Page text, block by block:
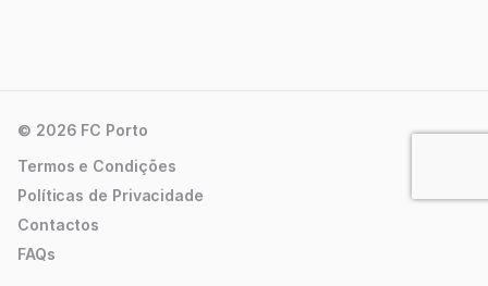
© 2026 FC Porto
Termos e Condições
Políticas de Privacidade
Contactos
FAQs